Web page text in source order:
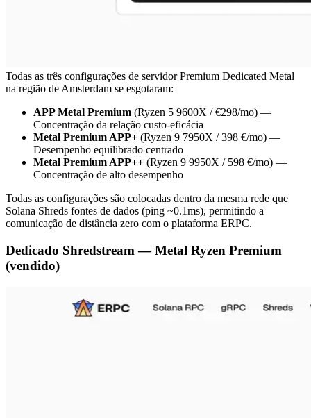
Todas as três configurações de servidor Premium Dedicated Metal
na região de Amsterdam se esgotaram:
APP Metal Premium (Ryzen 5 9600X / €298/mo) —
Concentração da relação custo-eficácia
Metal Premium APP+ (Ryzen 9 7950X / 398 €/mo) —
Desempenho equilibrado centrado
Metal Premium APP++ (Ryzen 9 9950X / 598 €/mo) —
Concentração de alto desempenho
Todas as configurações são colocadas dentro da mesma rede que
Solana Shreds fontes de dados (ping ~0.1ms), permitindo a
comunicação de distância zero com o plataforma ERPC.
Dedicado Shredstream — Metal Ryzen Premium
(vendido)